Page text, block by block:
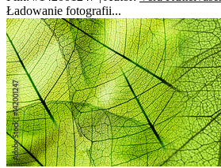
Ładowanie fotografii...